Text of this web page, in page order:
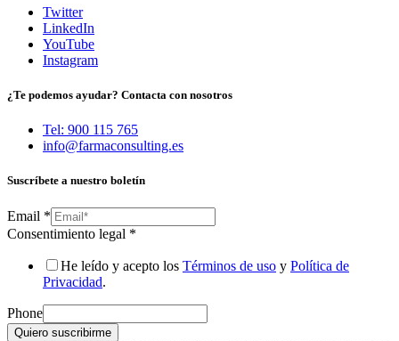
Twitter
LinkedIn
YouTube
Instagram
¿Te podemos ayudar? Contacta con nosotros
Tel: 900 115 765
info@farmaconsulting.es
Suscríbete a nuestro boletín
Email *
Consentimiento legal *
He leído y acepto los Términos de uso y Política de
Privacidad.
Phone
Quiero suscribirme